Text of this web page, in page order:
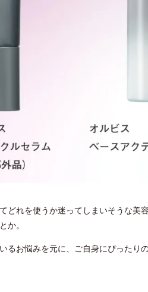
どれを使うか迷ってしまいそうな美
か。
るお悩みを元に、ご自身にぴったり